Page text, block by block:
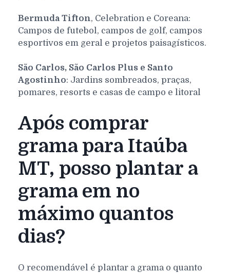
Bermuda Tifton, Celebration e Coreana:
Campos de futebol, campos de golf, campos
esportivos em geral e projetos paisagísticos.
São Carlos, São Carlos Plus e Santo
Agostinho: Jardins sombreados, praças,
pomares, resorts e casas de campo e litoral
Após comprar
grama para Itaúba
MT, posso plantar a
grama em no
máximo quantos
dias?
O recomendável é plantar a grama o quanto